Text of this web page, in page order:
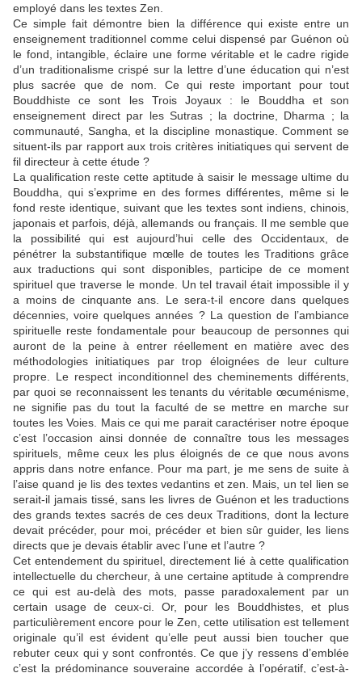
employé dans les textes Zen.
Ce simple fait démontre bien la différence qui existe entre un
enseignement traditionnel comme celui dispensé par Guénon où
le fond, intangible, éclaire une forme véritable et le cadre rigide
d’un traditionalisme crispé sur la lettre d’une éducation qui n’est
plus sacrée que de nom. Ce qui reste important pour tout
Bouddhiste ce sont les Trois Joyaux : le Bouddha et son
enseignement direct par les Sutras ; la doctrine, Dharma ; la
communauté, Sangha, et la discipline monastique. Comment se
situent-ils par rapport aux trois critères initiatiques qui servent de
fil directeur à cette étude ?
La qualification reste cette aptitude à saisir le message ultime du
Bouddha, qui s’exprime en des formes différentes, même si le
fond reste identique, suivant que les textes sont indiens, chinois,
japonais et parfois, déjà, allemands ou français. Il me semble que
la possibilité qui est aujourd’hui celle des Occidentaux, de
pénétrer la substantifique mœlle de toutes les Traditions grâce
aux traductions qui sont disponibles, participe de ce moment
spirituel que traverse le monde. Un tel travail était impossible il y
a moins de cinquante ans. Le sera-t-il encore dans quelques
décennies, voire quelques années ? La question de l’ambiance
spirituelle reste fondamentale pour beaucoup de personnes qui
auront de la peine à entrer réellement en matière avec des
méthodologies initiatiques par trop éloignées de leur culture
propre. Le respect inconditionnel des cheminements différents,
par quoi se reconnaissent les tenants du véritable œcuménisme,
ne signifie pas du tout la faculté de se mettre en marche sur
toutes les Voies. Mais ce qui me parait caractériser notre époque
c’est l’occasion ainsi donnée de connaître tous les messages
spirituels, même ceux les plus éloignés de ce que nous avons
appris dans notre enfance. Pour ma part, je me sens de suite à
l’aise quand je lis des textes vedantins et zen. Mais, un tel lien se
serait-il jamais tissé, sans les livres de Guénon et les traductions
des grands textes sacrés de ces deux Traditions, dont la lecture
devait précéder, pour moi, précéder et bien sûr guider, les liens
directs que je devais établir avec l’une et l’autre ?
Cet entendement du spirituel, directement lié à cette qualification
intellectuelle du chercheur, à une certaine aptitude à comprendre
ce qui est au-delà des mots, passe paradoxalement par un
certain usage de ceux-ci. Or, pour les Bouddhistes, et plus
particulièrement encore pour le Zen, cette utilisation est tellement
originale qu’il est évident qu’elle peut aussi bien toucher que
rebuter ceux qui y sont confrontés. Ce que j’y ressens d’emblée
c’est la prédominance souveraine accordée à l’opératif, c’est-à-